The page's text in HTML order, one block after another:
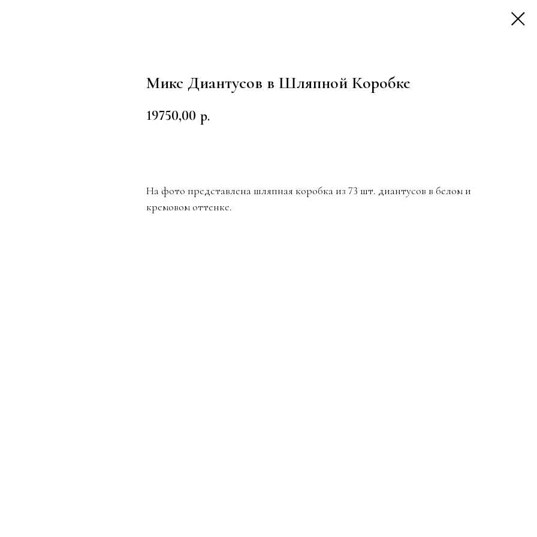
Микс Диантусов в Шляпной Коробке
19750,00 р.
На фото представлена шляпная коробка из 73 шт. диантусов в белом и
кремовом оттенке.